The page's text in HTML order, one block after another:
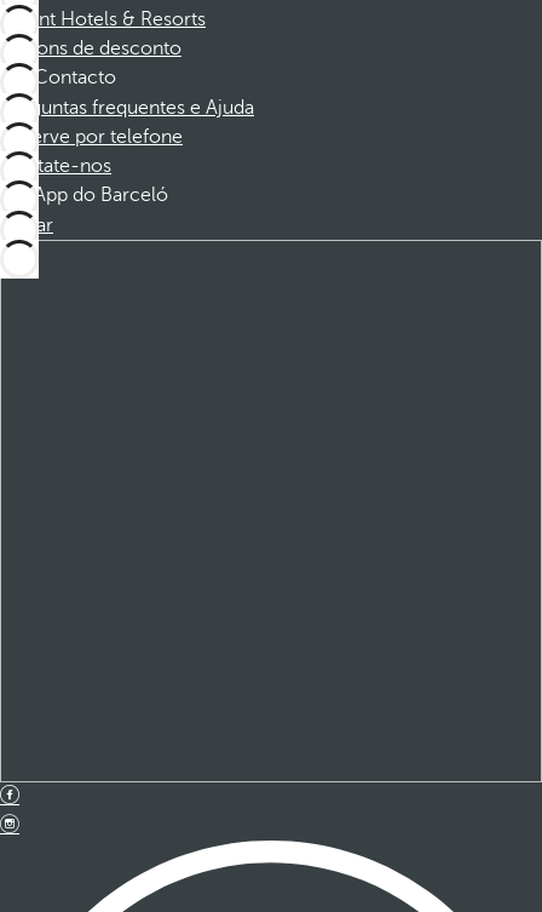
Dorint Hotels & Resorts
Cupons de desconto
Contacto
Perguntas frequentes e Ajuda
Reserve por telefone
Contate-nos
App do Barceló
Baixar